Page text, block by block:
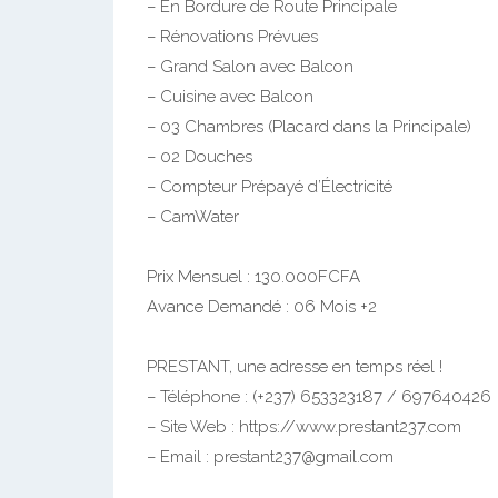
Vaste Appartement Moderne à louer à Biyem-
– En Bordure de Route Principale
– Rénovations Prévues
– Grand Salon avec Balcon
– Cuisine avec Balcon
– 03 Chambres (Placard dans la Principale)
– Compteur Prépayé d’Électricité
– CamWater
Prix Mensuel : 130.000FCFA
Avance Demandé : 06 Mois +2
PRESTANT, une adresse en temps réel !